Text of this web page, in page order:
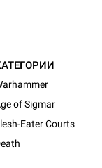
of Sigmar
Eater Courts